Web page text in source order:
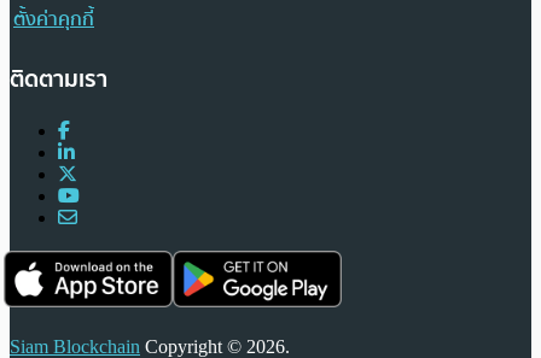
ตั้งค่าคุกกี้
ติดตามเรา
Siam Blockchain Copyright © 2026.